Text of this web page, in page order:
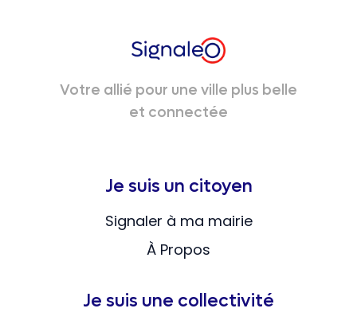
Votre allié pour une ville plus belle
et connectée
Je suis un citoyen
Signaler à ma mairie
À Propos
Je suis une collectivité